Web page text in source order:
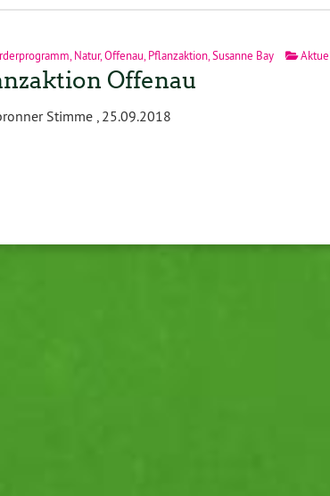
Natur,Offenau Pflanzaktion Susanne Bay
Offenau
Stimme , 25.09.2018